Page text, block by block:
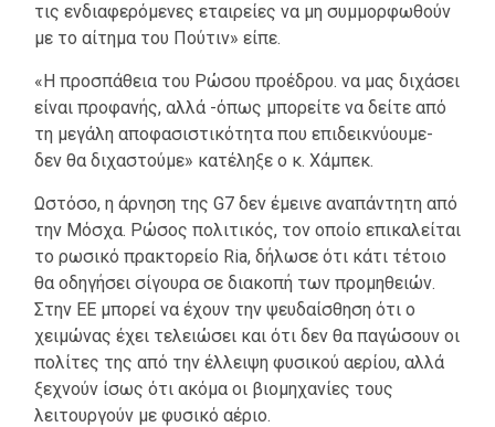
τις ενδιαφερόμενες εταιρείες να μη συμμορφωθούν
με το αίτημα του Πούτιν» είπε.
«Η προσπάθεια του Ρώσου προέδρου. να μας διχάσει
είναι προφανής, αλλά -όπως μπορείτε να δείτε από
τη μεγάλη αποφασιστικότητα που επιδεικνύουμε-
δεν θα διχαστούμε» κατέληξε ο κ. Χάμπεκ.
Ωστόσο, η άρνηση της G7 δεν έμεινε αναπάντητη από
την Μόσχα. Ρώσος πολιτικός, τον οποίο επικαλείται
το ρωσικό πρακτορείο Ria, δήλωσε ότι κάτι τέτοιο
θα οδηγήσει σίγουρα σε διακοπή των προμηθειών.
Στην ΕΕ μπορεί να έχουν την ψευδαίσθηση ότι ο
χειμώνας έχει τελειώσει και ότι δεν θα παγώσουν οι
πολίτες της από την έλλειψη φυσικού αερίου, αλλά
ξεχνούν ίσως ότι ακόμα οι βιομηχανίες τους
λειτουργούν με φυσικό αέριο.